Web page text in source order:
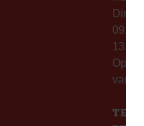
09.00
13.00
Op
vanaf